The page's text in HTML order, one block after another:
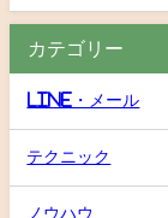
カテゴリー
LINE・メール
テクニック
ノウハウ